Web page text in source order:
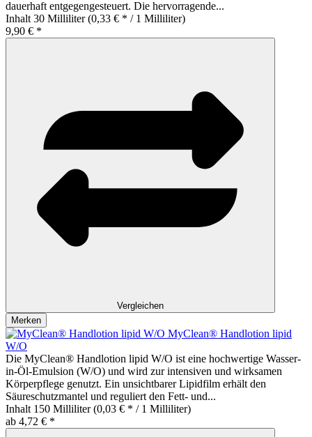
dauerhaft entgegengesteuert. Die hervorragende...
Inhalt 30 Milliliter(0,33 € * / 1 Milliliter)
9,90 € *
Vergleichen
Merken
MyClean® Handlotion lipid
W/O
Die MyClean® Handlotion lipid W/O ist eine hochwertige Wasser-
in-Öl-Emulsion (W/O) und wird zur intensiven und wirksamen
Körperpflege genutzt. Ein unsichtbarer Lipidfilm erhält den
Säureschutzmantel und reguliert den Fett- und...
Inhalt 150 Milliliter(0,03 € * / 1 Milliliter)
ab 4,72 € *